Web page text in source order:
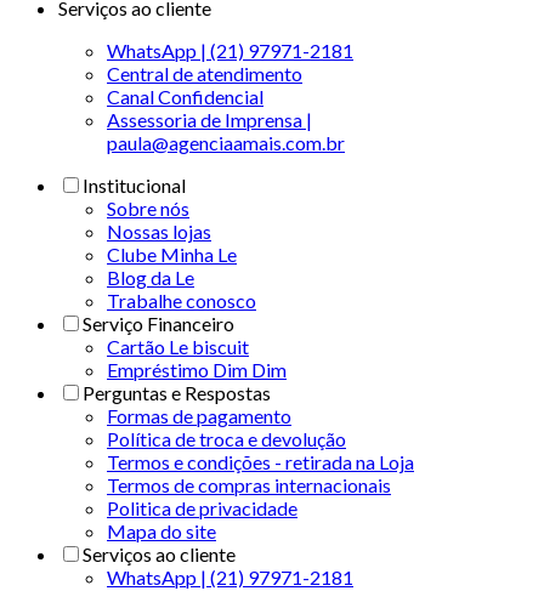
Serviços ao cliente
WhatsApp | (21) 97971-2181
Central de atendimento
Canal Confidencial
Assessoria de Imprensa |
paula@agenciaamais.com.br
Institucional
Sobre nós
Nossas lojas
Clube Minha Le
Blog da Le
Trabalhe conosco
Serviço Financeiro
Cartão Le biscuit
Empréstimo Dim Dim
Perguntas e Respostas
Formas de pagamento
Política de troca e devolução
Termos e condições - retirada na Loja
Termos de compras internacionais
Politica de privacidade
Mapa do site
Serviços ao cliente
WhatsApp | (21) 97971-2181